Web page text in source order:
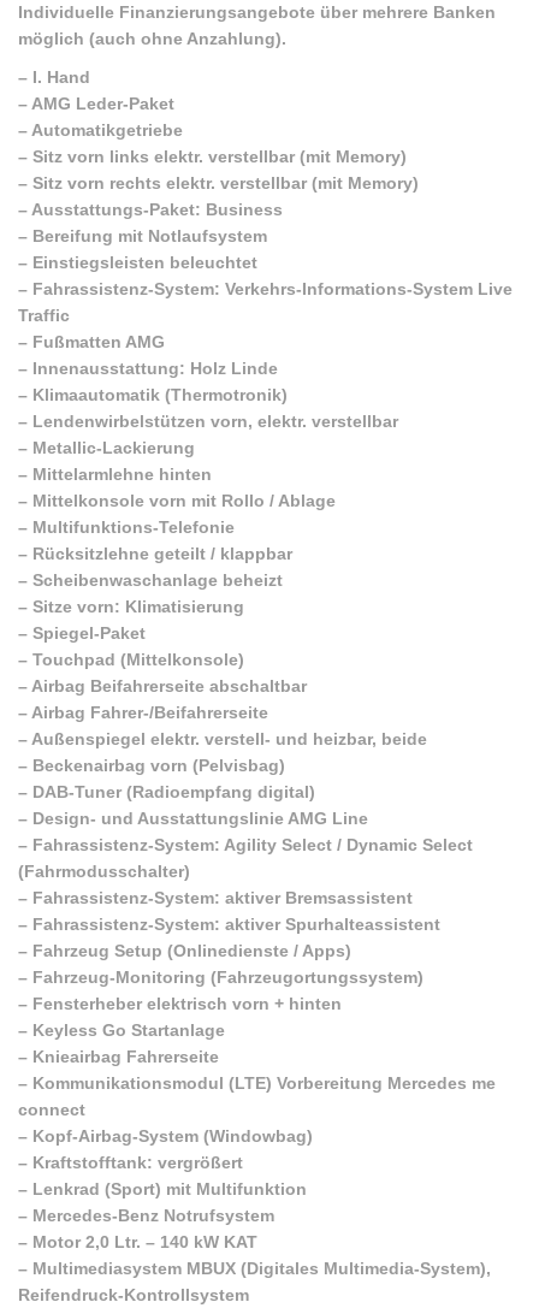
Individuelle Finanzierungsangebote über mehrere Banken
möglich (auch ohne Anzahlung).
– I. Hand
–AMG Leder-Paket
–Automatikgetriebe
– Sitz vorn links elektr. verstellbar (mit Memory)
– Sitz vorn rechts elektr. verstellbar (mit Memory)
–Ausstattungs-Paket: Business
– Bereifung mit Notlaufsystem
– Einstiegsleisten beleuchtet
– Fahrassistenz-System: Verkehrs-Informations-System Live
Traffic
– Fußmatten AMG
– Innenausstattung: Holz Linde
– Klimaautomatik (Thermotronik)
– Lendenwirbelstützen vorn, elektr. verstellbar
– Metallic-Lackierung
– Mittelarmlehne hinten
– Mittelkonsole vorn mit Rollo / Ablage
– Multifunktions-Telefonie
– Rücksitzlehne geteilt / klappbar
– Scheibenwaschanlage beheizt
– Sitze vorn: Klimatisierung
– Spiegel-Paket
– Touchpad (Mittelkonsole)
–Airbag Beifahrerseite abschaltbar
–Airbag Fahrer-/Beifahrerseite
–Außenspiegel elektr. verstell- und heizbar, beide
– Beckenairbag vorn (Pelvisbag)
– DAB-Tuner (Radioempfang digital)
– Design- und Ausstattungslinie AMG Line
– Fahrassistenz-System: Agility Select / Dynamic Select
(Fahrmodusschalter)
– Fahrassistenz-System: aktiver Bremsassistent
– Fahrassistenz-System: aktiver Spurhalteassistent
– Fahrzeug Setup (Onlinedienste / Apps)
– Fahrzeug-Monitoring (Fahrzeugortungssystem)
– Fensterheber elektrisch vorn + hinten
– Keyless Go Startanlage
– Knieairbag Fahrerseite
– Kommunikationsmodul (LTE) Vorbereitung Mercedes me
connect
– Kopf-Airbag-System (Windowbag)
– Kraftstofftank: vergrößert
– Lenkrad (Sport) mit Multifunktion
– Mercedes-Benz Notrufsystem
– Motor 2,0 Ltr. – 140 kW KAT
– Multimediasystem MBUX (Digitales Multimedia-System),
Reifendruck-Kontrollsystem